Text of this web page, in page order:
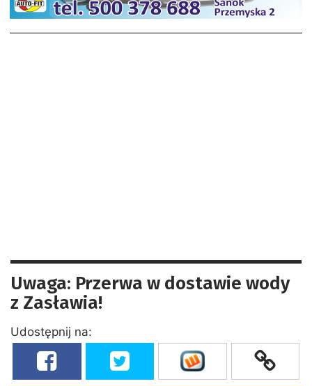
Uwaga: Przerwa w dostawie wody
z Zasławia!
Udostępnij na: